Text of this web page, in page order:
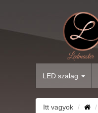
LED szalag
Itt vagyok